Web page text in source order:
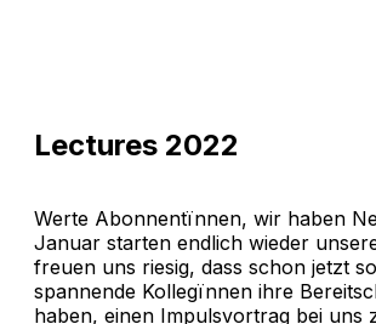
Lectures 2022
Werte Abonnentïnnen, wir haben
Januar starten endlich wieder
freuen uns riesig, dass schon jetzt
spannende Kollegïnnen ihre
haben, einen Impulsvortrag bei uns